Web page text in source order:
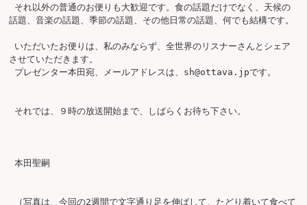
話題、音楽の話題、季節の話題、その他日常の話題、何でも結構です。
させていただきます。
プレゼンター本田宛、メールアドレスは、 sh@ottava.jpです。
本田聖嗣